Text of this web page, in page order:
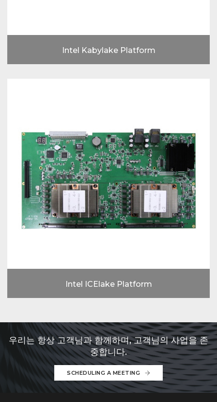
Intel Kabylake Platform
Intel ICElake Platform
우리는 항상 고객님과 함께하며, 고객님의 사업을 존
중합니다.
SCHEDULING A MEETING